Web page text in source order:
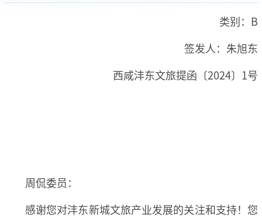
类别：B
签发人：朱旭东
西咸沣东文旅提函〔2024〕1号
周侃委员：
感谢您对沣东新城文旅产业发展的关注和支持！您